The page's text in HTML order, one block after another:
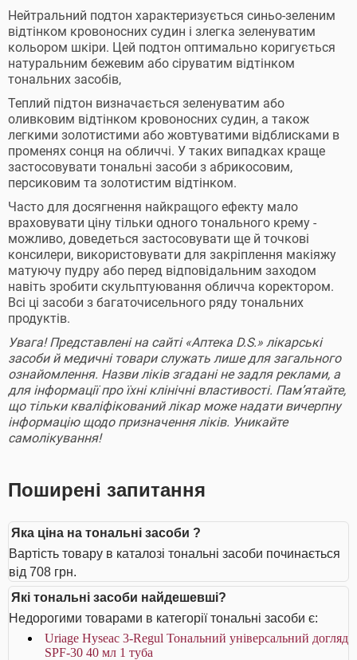
Нейтральний подтон характеризується синьо-зеленим
відтінком кровоносних судин і злегка зеленуватим
кольором шкіри. Цей подтон оптимально коригується
натуральним бежевим або сіруватим відтінком
тональних засобів,
Теплий підтон визначається зеленуватим або
оливковим відтінком кровоносних судин, а також
легкими золотистими або жовтуватими відблисками в
променях сонця на обличчі. У таких випадках краще
застосовувати тональні засоби з абрикосовим,
персиковим та золотистим відтінком.
Часто для досягнення найкращого ефекту мало
враховувати ціну тільки одного тонального крему -
можливо, доведеться застосовувати ще й точкові
консилери, використовувати для закріплення макіяжу
матуючу пудру або перед відповідальним заходом
навіть зробити скульптуювання обличча коректором.
Всі ці засоби з багаточисельного ряду тональних
продуктів.
Увага! Представлені на сайті «Аптека D.S.» лікарські
засоби й медичні товари служать лише для загального
ознайомлення. Назви ліків згадані не задля реклами, а
для інформації про їхні клінічні властивості. Пам’ятайте,
що тільки кваліфікований лікар може надати вичерпну
інформацію щодо призначення ліків. Уникайте
самолікування!
Поширені запитання
Яка ціна на тональні засоби ?
Вартість товару в каталозі тональні засоби починається
від 708 грн.
Які тональні засоби найдешевші?
Недорогими товарами в категорії тональні засоби є:
Uriage Hyseac 3-Regul Тональний універсальний догляд
SPF-30 40 мл 1 туба